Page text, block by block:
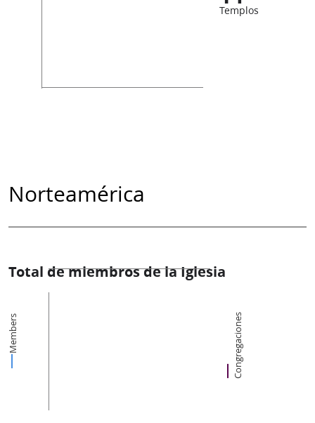
Templos
Norteamérica
Total de miembros de la Iglesia
Members Congregaciones